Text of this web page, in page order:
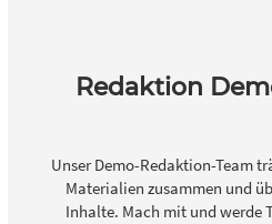
Redaktion
Unser Demo-Redaktion-Team
Materialien zusammen und
Inhalte. Mach mit und werde